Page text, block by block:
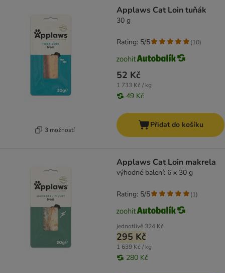
3 možností
Applaws Cat Loin tuňák
30 g
52 Kč
1 733 Kč / kg
49 Kč
Rating: 5/5 (10)
Přidat do košíku
Applaws Cat Loin makrela
výhodné balení: 6 x 30 g
jednotlivě 324 Kč
295 Kč
1 639 Kč / kg
280 Kč
Rating: 5/5 (1)